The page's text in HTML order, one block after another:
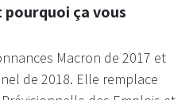
pourquoi ça vous
Macron de 2017 et
de 2018. Elle remplace